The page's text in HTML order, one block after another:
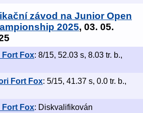
závod na Junior Open
2025, 03. 05.
Fox: 8/15, 52.03 s, 8.03 tr. b.,
Fort Fox: 5/15, 41.37 s, 0.0 tr. b.,
Fox: Diskvalifikován